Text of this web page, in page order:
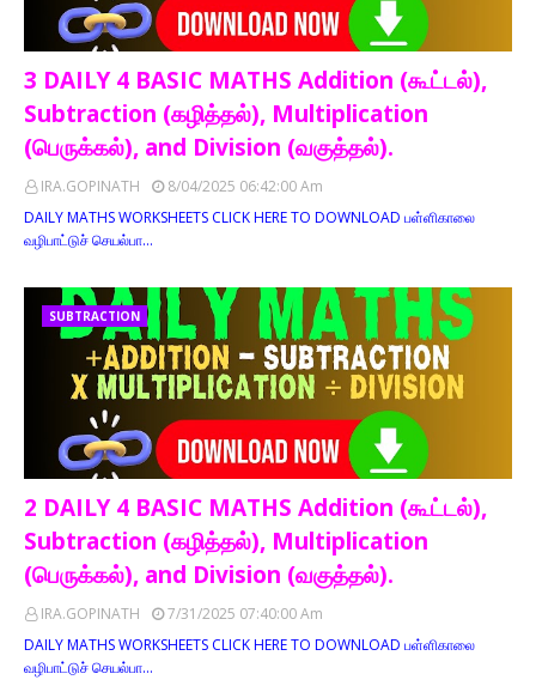
3 DAILY 4 BASIC MATHS Addition (கூட்டல்),
Subtraction (கழித்தல்), Multiplication
(பெருக்கல்), and Division (வகுத்தல்).
IRA.GOPINATH
8/04/2025 06:42:00 Am
DAILY MATHS WORKSHEETS CLICK HERE TO DOWNLOAD பள்ளிகாலை
வழிபாட்டுச் செயல்பா…
SUBTRACTION
2 DAILY 4 BASIC MATHS Addition (கூட்டல்),
Subtraction (கழித்தல்), Multiplication
(பெருக்கல்), and Division (வகுத்தல்).
IRA.GOPINATH
7/31/2025 07:40:00 Am
DAILY MATHS WORKSHEETS CLICK HERE TO DOWNLOAD பள்ளிகாலை
வழிபாட்டுச் செயல்பா…